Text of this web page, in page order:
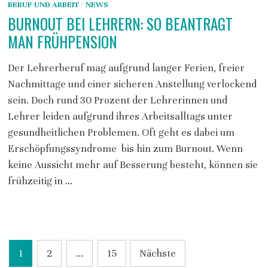
BERUF UND ARBEIT / NEWS
BURNOUT BEI LEHRERN: SO BEANTRAGT
MAN FRÜHPENSION
Der Lehrerberuf mag aufgrund langer Ferien, freier
Nachmittage und einer sicheren Anstellung verlockend
sein. Doch rund 30 Prozent der Lehrerinnen und
Lehrer leiden aufgrund ihres Arbeitsalltags unter
gesundheitlichen Problemen. Oft geht es dabei um
Erschöpfungssyndrome bis hin zum Burnout. Wenn
keine Aussicht mehr auf Besserung besteht, können sie
frühzeitig in …
SEITENNUMMERIERUNG
1 2 … 15 Nächste